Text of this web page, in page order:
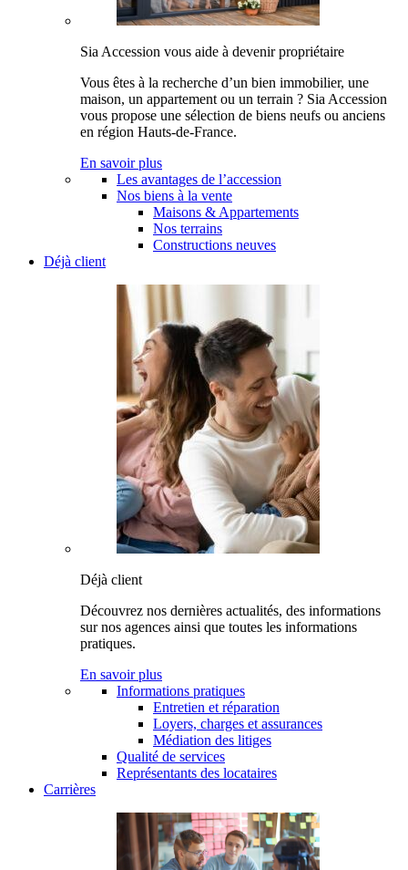
Sia Accession vous aide à devenir propriétaire
Vous êtes à la recherche d’un bien immobilier, une
maison, un appartement ou un terrain ? Sia Accession
vous propose une sélection de biens neufs ou anciens
en région Hauts-de-France.
En savoir plus
Les avantages de l’accession
Nos biens à la vente
Maisons & Appartements
Nos terrains
Constructions neuves
Déjà client
Déjà client
Découvrez nos dernières actualités, des informations
sur nos agences ainsi que toutes les informations
pratiques.
En savoir plus
Informations pratiques
Entretien et réparation
Loyers, charges et assurances
Médiation des litiges
Qualité de services
Représentants des locataires
Carrières